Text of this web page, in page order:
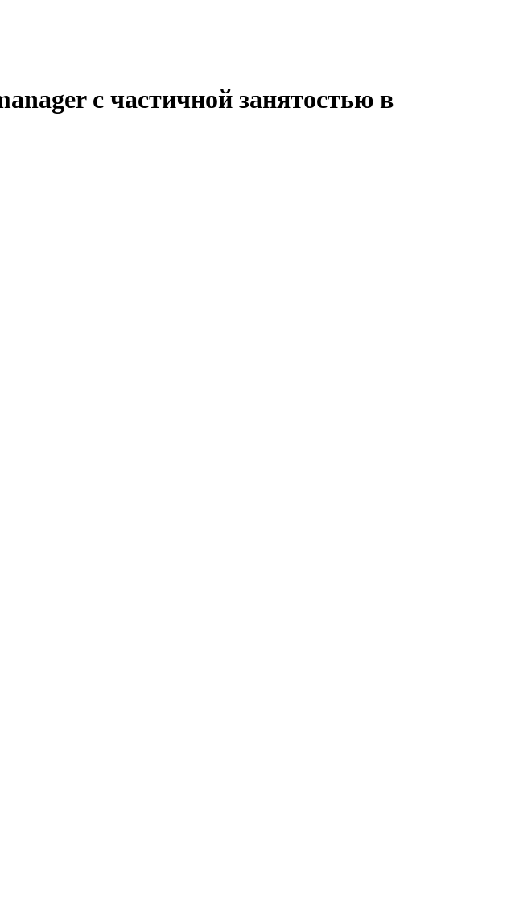
с частичной занятостью в